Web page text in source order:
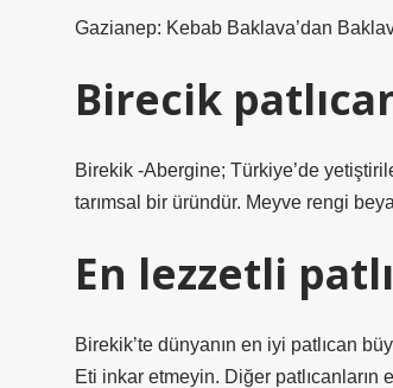
Gazianep: Kebab Baklava’dan
Birecik
Birekik -Abergine; Türkiye’de
tarımsal bir üründür. Meyve rengi
En lezzetli
Birekik’te dünyanın en iyi patlıcan
Eti inkar etmeyin. Diğer patlıcanların